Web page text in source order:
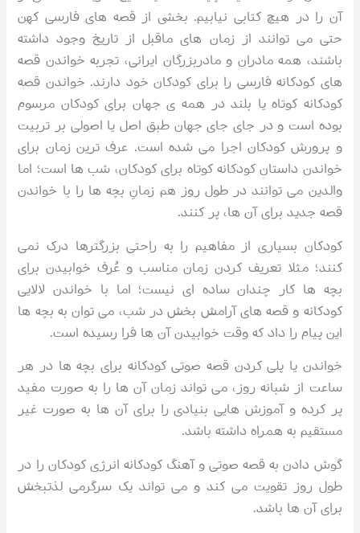
آن را در هیچ کتابی نیابیم. بخشی از قصه های فارسی کهن
حتی می توانند از زمان های ماقبل از تاریخ وجود داشته
باشند، همه مادران و مادربزرگان ایرانی، تجربه خواندن قصه
های کودکانه فارسی را برای کودکان خود دارند. خواندن قصه
کودکانه کوتاه یا بلند در همه ی جهان برای کودکان مرسوم
بوده است و در جای جای جهان طبق اصل یا اصولی بر تربیت
و پرورش کودکان اجرا می شده است. عرف ترین زمان برای
خواندن داستان کودکانه کوتاه برای کودکان، شب ها است؛ اما
والدین می توانند در طول روز هم زمانِ بچه ها را با خواندن
قصه جدید برای آن ها، پر کنند.
کودکان بسیاری از مفاهیم را به راحتی بزرگترها درک نمی
کنند؛ مثلا تعریف کردن زمان مناسب و عُرف خوابیدن برای
بچه ها کار چندان ساده ای نیست؛ اما با خواندن لالایی
کودکانه و قصه های آرامش بخش در شب، می توان به بچه ها
این پیام را داد که وقت خوابیدن آن ها فرا رسیده است.
خواندن یا پلی کردن قصه صوتی کودکانه برای بچه ها در هر
ساعت از شبانه روز، می تواند زمان آن ها را به صورت مفید
پر کرده و آموزش هایی بنیادی را برای آن ها به صورت غیر
مستقیم به همراه داشته باشد.
گوش دادن به قصه صوتی و آهنگ کودکانه انرژی کودکان را در
طول روز تقویت می کند و می تواند یک سرگرمی لذتبخش
برای آن ها باشد.